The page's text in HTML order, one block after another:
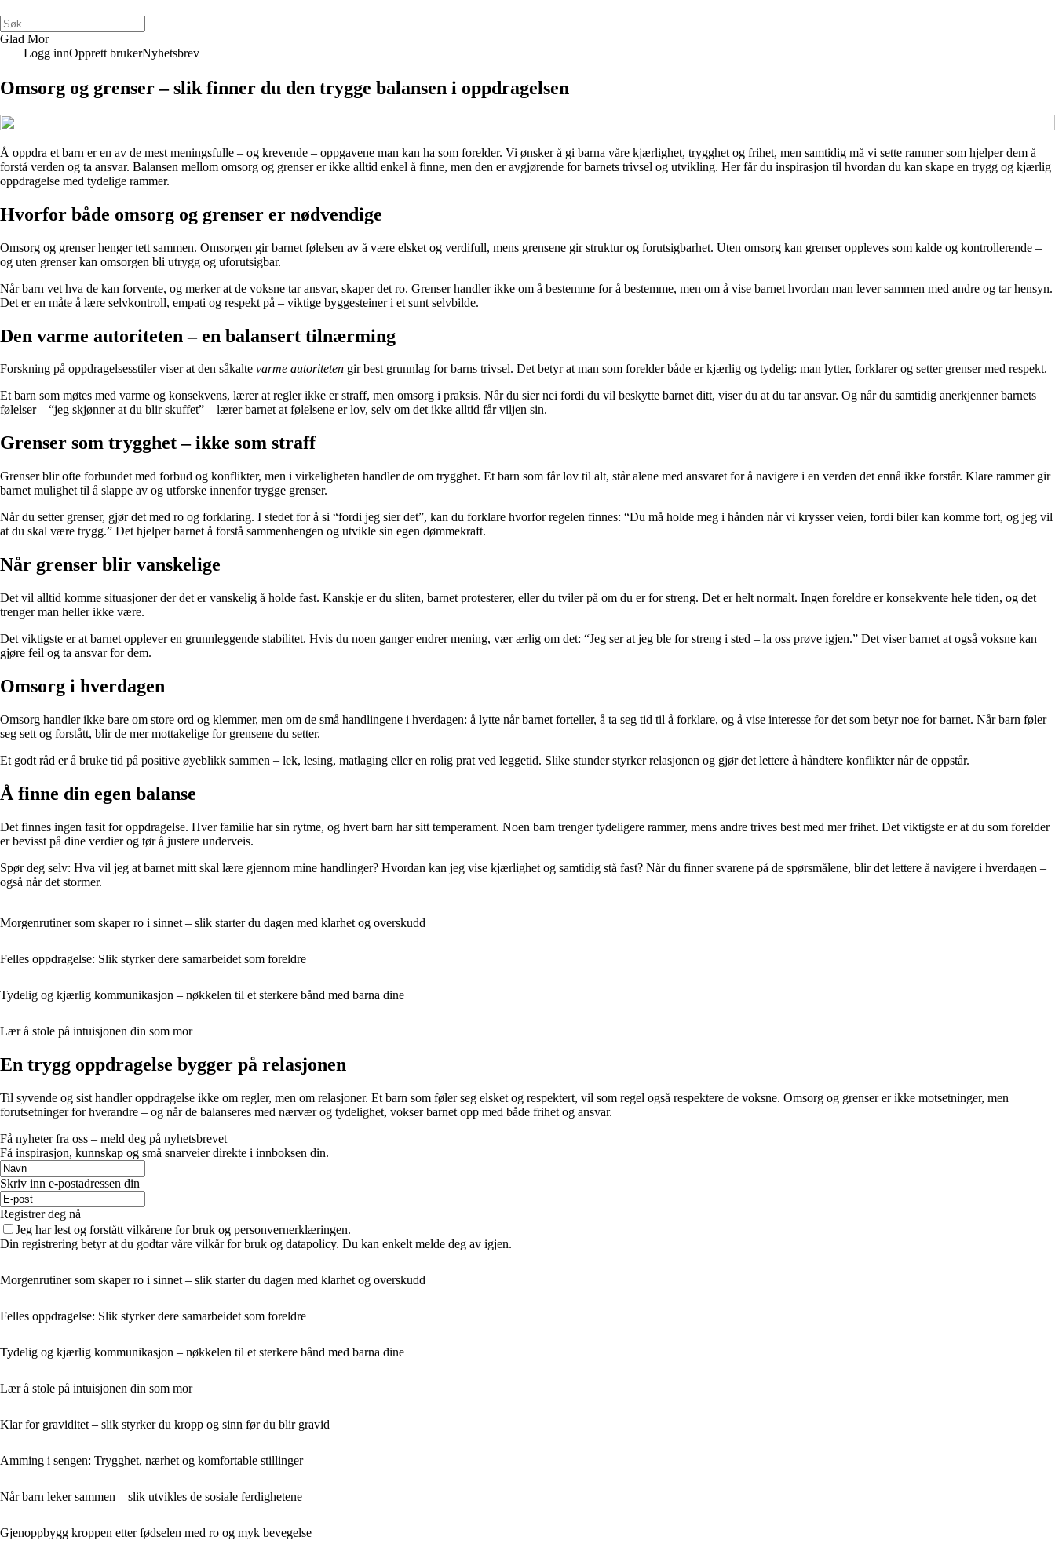
Glad Mor
Logg innOpprett brukerNyhetsbrev
Omsorg og grenser – slik finner du den trygge balansen i oppdragelsen
Å oppdra et barn er en av de mest meningsfulle – og krevende – oppgavene man kan ha som forelder. Vi ønsker å gi barna våre kjærlighet, trygghet og frihet, men samtidig må vi sette rammer som hjelper dem å
forstå verden og ta ansvar. Balansen mellom omsorg og grenser er ikke alltid enkel å finne, men den er avgjørende for barnets trivsel og utvikling. Her får du inspirasjon til hvordan du kan skape en trygg og kjærlig
oppdragelse med tydelige rammer.
Hvorfor både omsorg og grenser er nødvendige
Omsorg og grenser henger tett sammen. Omsorgen gir barnet følelsen av å være elsket og verdifull, mens grensene gir struktur og forutsigbarhet. Uten omsorg kan grenser oppleves som kalde og kontrollerende –
og uten grenser kan omsorgen bli utrygg og uforutsigbar.
Når barn vet hva de kan forvente, og merker at de voksne tar ansvar, skaper det ro. Grenser handler ikke om å bestemme for å bestemme, men om å vise barnet hvordan man lever sammen med andre og tar hensyn.
Det er en måte å lære selvkontroll, empati og respekt på – viktige byggesteiner i et sunt selvbilde.
Den varme autoriteten – en balansert tilnærming
Forskning på oppdragelsesstiler viser at den såkalte varme autoriteten gir best grunnlag for barns trivsel. Det betyr at man som forelder både er kjærlig og tydelig: man lytter, forklarer og setter grenser med respekt.
Et barn som møtes med varme og konsekvens, lærer at regler ikke er straff, men omsorg i praksis. Når du sier nei fordi du vil beskytte barnet ditt, viser du at du tar ansvar. Og når du samtidig anerkjenner barnets
følelser – “jeg skjønner at du blir skuffet” – lærer barnet at følelsene er lov, selv om det ikke alltid får viljen sin.
Grenser som trygghet – ikke som straff
Grenser blir ofte forbundet med forbud og konflikter, men i virkeligheten handler de om trygghet. Et barn som får lov til alt, står alene med ansvaret for å navigere i en verden det ennå ikke forstår. Klare rammer gir
barnet mulighet til å slappe av og utforske innenfor trygge grenser.
Når du setter grenser, gjør det med ro og forklaring. I stedet for å si “fordi jeg sier det”, kan du forklare hvorfor regelen finnes: “Du må holde meg i hånden når vi krysser veien, fordi biler kan komme fort, og jeg vil
at du skal være trygg.” Det hjelper barnet å forstå sammenhengen og utvikle sin egen dømmekraft.
Når grenser blir vanskelige
Det vil alltid komme situasjoner der det er vanskelig å holde fast. Kanskje er du sliten, barnet protesterer, eller du tviler på om du er for streng. Det er helt normalt. Ingen foreldre er konsekvente hele tiden, og det
trenger man heller ikke være.
Det viktigste er at barnet opplever en grunnleggende stabilitet. Hvis du noen ganger endrer mening, vær ærlig om det: “Jeg ser at jeg ble for streng i sted – la oss prøve igjen.” Det viser barnet at også voksne kan
gjøre feil og ta ansvar for dem.
Omsorg i hverdagen
Omsorg handler ikke bare om store ord og klemmer, men om de små handlingene i hverdagen: å lytte når barnet forteller, å ta seg tid til å forklare, og å vise interesse for det som betyr noe for barnet. Når barn føler
seg sett og forstått, blir de mer mottakelige for grensene du setter.
Et godt råd er å bruke tid på positive øyeblikk sammen – lek, lesing, matlaging eller en rolig prat ved leggetid. Slike stunder styrker relasjonen og gjør det lettere å håndtere konflikter når de oppstår.
Å finne din egen balanse
Det finnes ingen fasit for oppdragelse. Hver familie har sin rytme, og hvert barn har sitt temperament. Noen barn trenger tydeligere rammer, mens andre trives best med mer frihet. Det viktigste er at du som forelder
er bevisst på dine verdier og tør å justere underveis.
Spør deg selv: Hva vil jeg at barnet mitt skal lære gjennom mine handlinger? Hvordan kan jeg vise kjærlighet og samtidig stå fast? Når du finner svarene på de spørsmålene, blir det lettere å navigere i hverdagen –
også når det stormer.
Morgenrutiner som skaper ro i sinnet – slik starter du dagen med klarhet og overskudd
Felles oppdragelse: Slik styrker dere samarbeidet som foreldre
Tydelig og kjærlig kommunikasjon – nøkkelen til et sterkere bånd med barna dine
Lær å stole på intuisjonen din som mor
En trygg oppdragelse bygger på relasjonen
Til syvende og sist handler oppdragelse ikke om regler, men om relasjoner. Et barn som føler seg elsket og respektert, vil som regel også respektere de voksne. Omsorg og grenser er ikke motsetninger, men
forutsetninger for hverandre – og når de balanseres med nærvær og tydelighet, vokser barnet opp med både frihet og ansvar.
Få nyheter fra oss – meld deg på nyhetsbrevet
Få inspirasjon, kunnskap og små snarveier direkte i innboksen din.
Skriv inn e-postadressen din
Registrer deg nå
Jeg har lest og forstått vilkårene for bruk og personvernerklæringen.
Din registrering betyr at du godtar våre vilkår for bruk og datapolicy. Du kan enkelt melde deg av igjen.
Morgenrutiner som skaper ro i sinnet – slik starter du dagen med klarhet og overskudd
Felles oppdragelse: Slik styrker dere samarbeidet som foreldre
Tydelig og kjærlig kommunikasjon – nøkkelen til et sterkere bånd med barna dine
Lær å stole på intuisjonen din som mor
Klar for graviditet – slik styrker du kropp og sinn før du blir gravid
Amming i sengen: Trygghet, nærhet og komfortable stillinger
Når barn leker sammen – slik utvikles de sosiale ferdighetene
Gjenoppbygg kroppen etter fødselen med ro og myk bevegelse